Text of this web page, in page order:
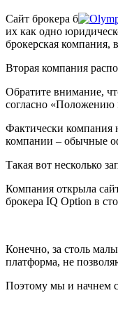
Сайт брокера б
их как одно
брокерская компания,
Вторая компания
Обратите внимание,
согласно «Положению
Фактически компания
компании – обычные
Такая вот несколько
Компания открыла
брокера IQ Option в
Конечно, за столь
платформа, не
Поэтому мы и начнем